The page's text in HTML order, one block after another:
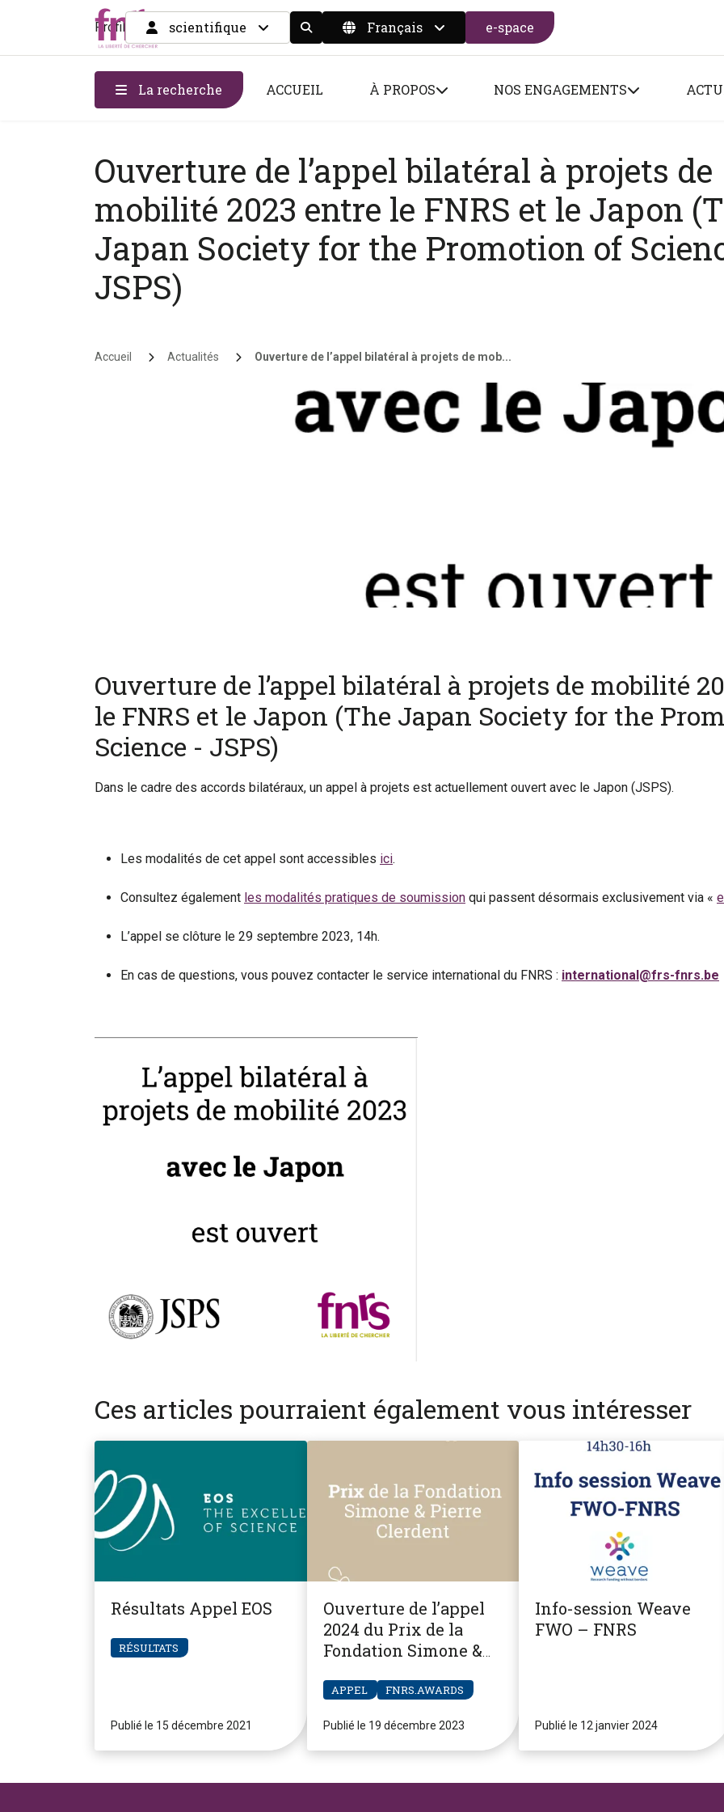
Profil scientifique Display the search form
Français e-space
La recherche ACCUEIL À PROPOS NOS ENGAGEMENTS
Ouverture de l’appel bilatéral à projets de
mobilité 2023 entre le FNRS et le Japon
Japan Society for the Promotion of
JSPS)
Fil d'Ariane
Accueil Actualités Ouverture de l’appel bilatéral à projets de mob...
Ouverture de l’appel bilatéral à projets de mobilité
le FNRS et le Japon (The Japan Society for the
Science - JSPS)
Dans le cadre des accords bilatéraux, un appel à projets est actuellement ouvert avec le Japon (JSPS).
Les modalités de cet appel sont accessibles ici.
Consultez également les modalités pratiques de soumission qui passent désormais exclusivement via «
L’appel se clôture le 29 septembre 2023, 14h.
En cas de questions, vous pouvez contacter le service international du FNRS : international@frs-fnrs.be
Ces articles pourraient également vous intéresser
Résultats Appel EOS
RÉSULTATS
Publié le 15 décembre 2021
Ouverture de l’appel
2024 du Prix de la
Fondation Simone &
APPEL FNRS.AWARDS
Publié le 19 décembre 2023
Info-session Weave
FWO – FNRS
Publié le 12 janvier 2024